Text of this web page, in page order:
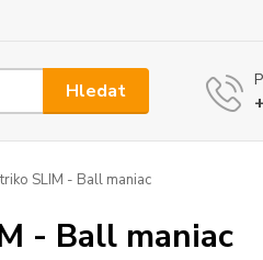
Hledat
SLIM - Ball maniac
- Ball maniac